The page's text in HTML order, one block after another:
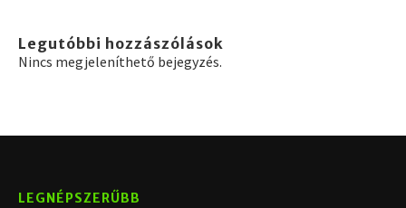
Legutóbbi hozzászólások
Nincs megjeleníthető bejegyzés.
LEGNÉPSZERŰBB